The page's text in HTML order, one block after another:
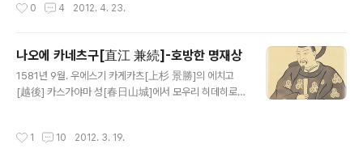
우세츠는 천둥 같은 큰소리를 지르며 화냈다. “계집애처럼
도 전해진다 ]는 기행(奇行)으로 유명하다. 카가[加賀] 10
그러나 조카이긴 하지만 피가 연결되어 있지는 않다. 오다
노부나가[織田 信長]의 휘하였던 오와리[尾張] 아라코
성[荒子城]의 성주 마에다 토시히사[前田 利久]에게는
적자(嫡子)가 없었기에, 토시히사는 자기 마누라의 오빠인
였다. 이 양자로 들어온 인물이 바로 케이지로우[慶次郎]
0 4 2012. 4. 23.
나오에 카네츠구[直江 兼続]-호방한 명재상
1581년 9월. 우에스기 카게카츠[上杉 景勝]의 에치고
[越後] 카스가야마 성[春日山城]에서 모우리 히데히로
여 살해하였다. 모우리 히데히로는 ‘오타테의 난[御館の
1 10 2012. 3. 19.